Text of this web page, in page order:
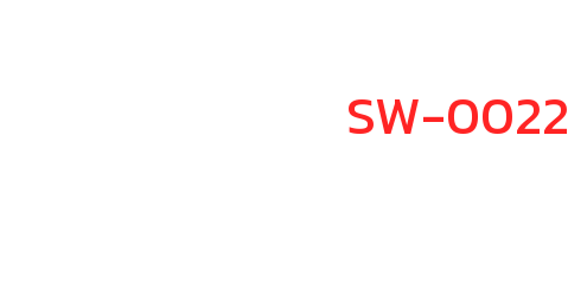
SW-0022